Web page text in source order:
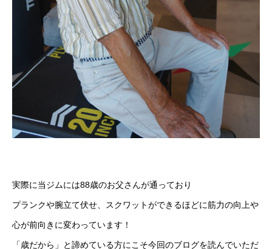
実際に当ジムには88歳のお父さんが通っており
プランクや腕立て伏せ、スクワットができるほどに筋力の向上や
心が前向きに変わっています！
「歳だから」と諦めている方にこそ今回のブログを読んでいただ